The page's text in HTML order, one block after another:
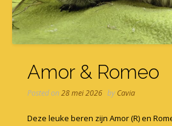
Amor & Romeo
Posted on28 mei 2026 by Cavia
Deze leuke beren zijn Amor (R) en